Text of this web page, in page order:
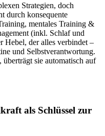
Strategien, doch
durch konsequente
mentales Training &
(inkl. Schlaf und
Hebel, der alles verbindet –
und Selbstverantwortung.
sie automatisch auf
als Schlüssel zur